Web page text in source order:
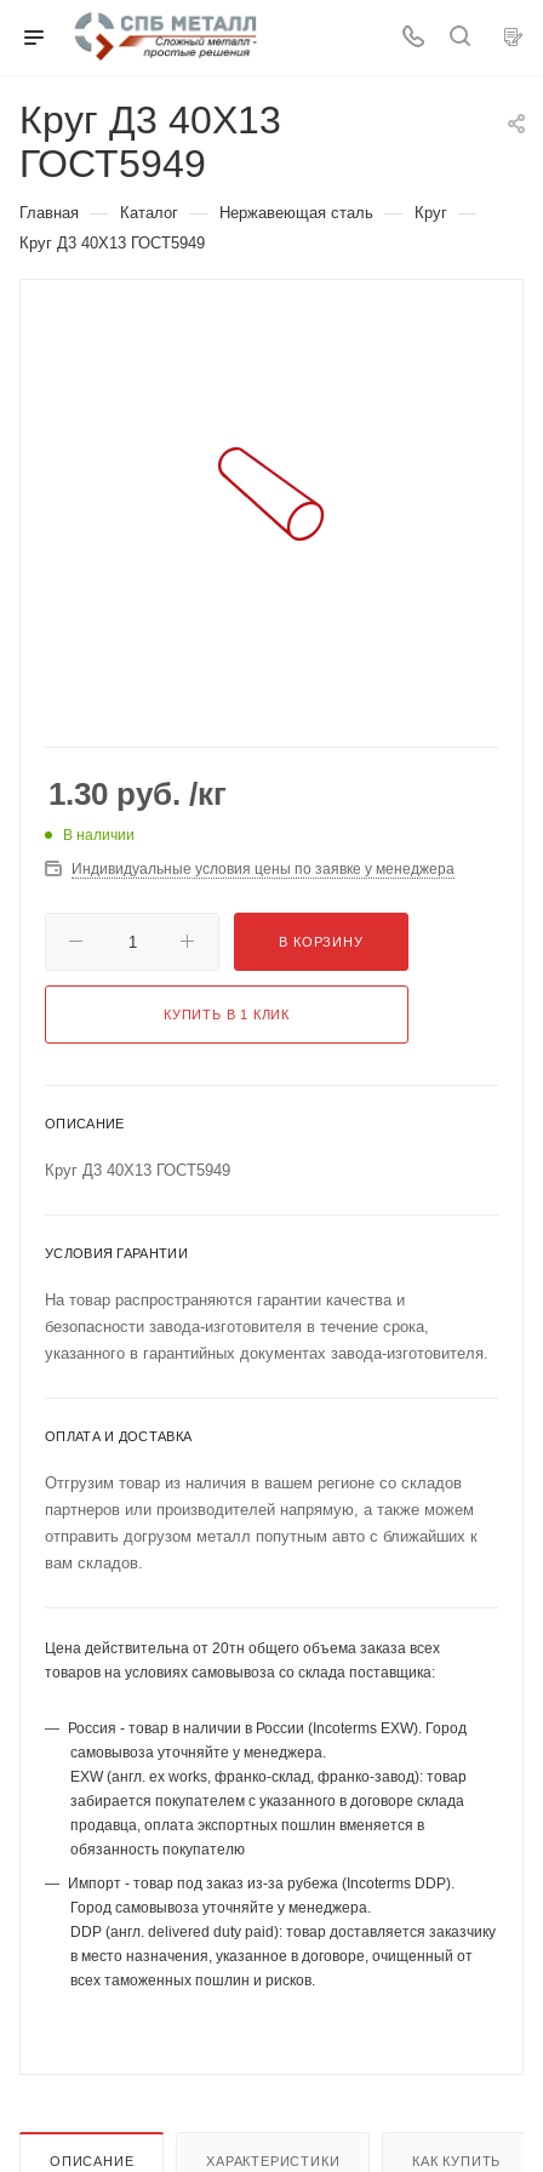
Круг Д3 40Х13
ГОСТ5949
Главная — Каталог — Нержавеющая сталь — Круг —
Круг Д3 40Х13 ГОСТ5949
1.30 руб. /кг
В наличии
Индивидуальные условия цены по заявке у менеджера
В КОРЗИНУ
КУПИТЬ В 1 КЛИК
ОПИСАНИЕ
Круг Д3 40Х13 ГОСТ5949
УСЛОВИЯ ГАРАНТИИ
На товар распространяются гарантии качества и
безопасности завода-изготовителя в течение срока,
указанного в гарантийных документах завода-изготовителя.
ОПЛАТА И ДОСТАВКА
Отгрузим товар из наличия в вашем регионе со складов
партнеров или производителей напрямую, а также можем
отправить догрузом металл попутным авто с ближайших к
вам складов.
Цена действительна от 20тн общего объема заказа всех
товаров на условиях самовывоза со склада поставщика:
Россия - товар в наличии в России (Incoterms EXW). Город
самовывоза уточняйте у менеджера.
EXW (англ. ex works, франко-склад, франко-завод): товар
забирается покупателем с указанного в договоре склада
продавца, оплата экспортных пошлин вменяется в
обязанность покупателю
Импорт - товар под заказ из-за рубежа (Incoterms DDP).
Город самовывоза уточняйте у менеджера.
DDP (англ. delivered duty paid): товар доставляется заказчику
в место назначения, указанное в договоре, очищенный от
всех таможенных пошлин и рисков.
ОПИСАНИЕ ХАРАКТЕРИСТИКИ КАК КУПИТЬ